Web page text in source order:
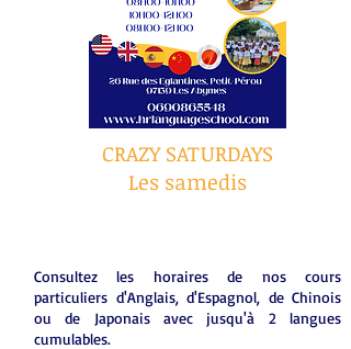
CRAZY SATURDAYS
Les samedis
Consultez les horaires de nos cours
particuliers d'Anglais, d'Espagnol, de Chinois
ou de Japonais avec jusqu'à 2 langues
cumulables.